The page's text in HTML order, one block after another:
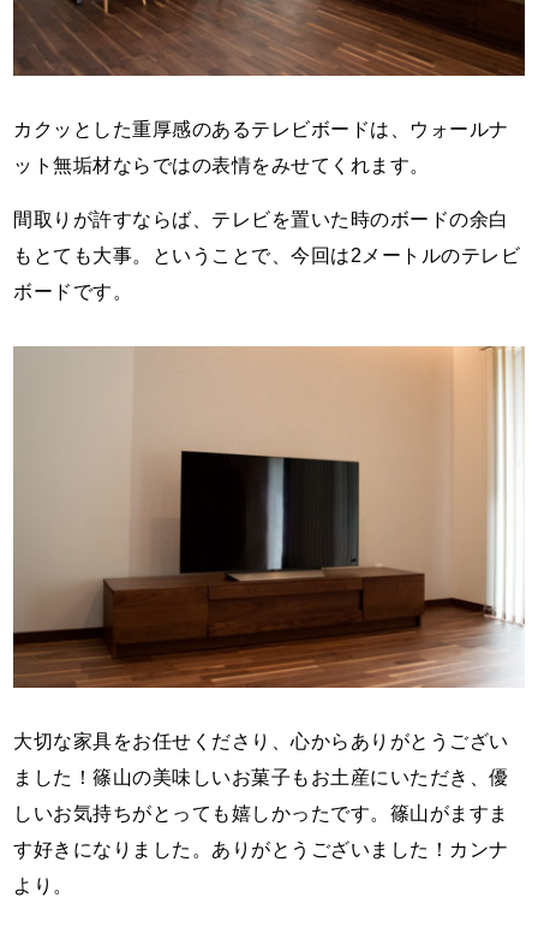
カクッとした重厚感のあるテレビボードは、ウォールナ
ット無垢材ならではの表情をみせてくれます。
間取りが許すならば、テレビを置いた時のボードの余白
もとても大事。ということで、今回は2メートルのテレビ
ボードです。
大切な家具をお任せくださり、心からありがとうござい
ました！篠山の美味しいお菓子もお土産にいただき、優
しいお気持ちがとっても嬉しかったです。篠山がますま
す好きになりました。ありがとうございました！カンナ
より。